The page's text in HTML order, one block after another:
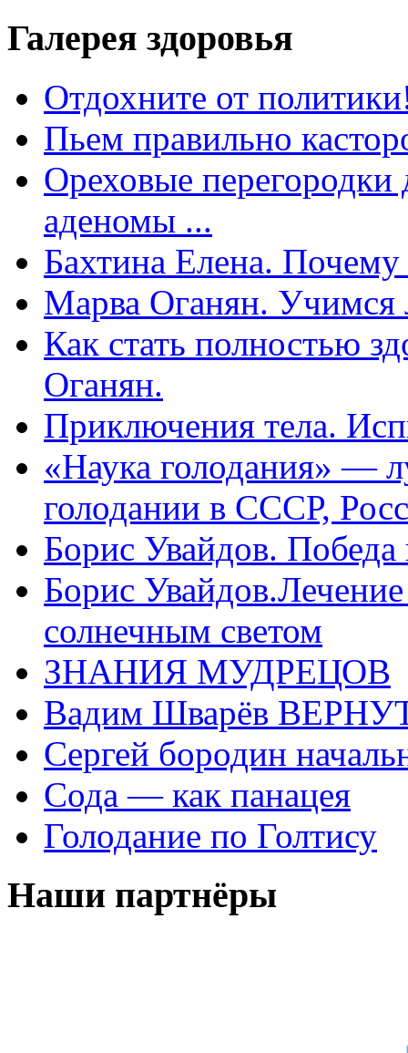
Галерея здоровья
Отдохните от
Пьем правильно
Ореховые перегородки
аденомы ...
Бахтина Елена.
Марва Оганян. Учимся
Как стать полностью
Оганян.
Приключения тела.
«Наука голодания» —
голодании в СССР,
Борис Увайдов.
Борис
солнечным светом
ЗНАНИЯ МУДРЕЦОВ
Вадим Шварёв
Сергей бородин
Сода — как панацея
Голодание по Голтису
Наши партнёры